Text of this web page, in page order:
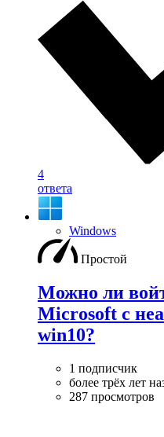
4
ответа
Windows
Простой
Можно ли
Microsoft с
win10?
1 подписчик
более трёх лет
287 просмотров